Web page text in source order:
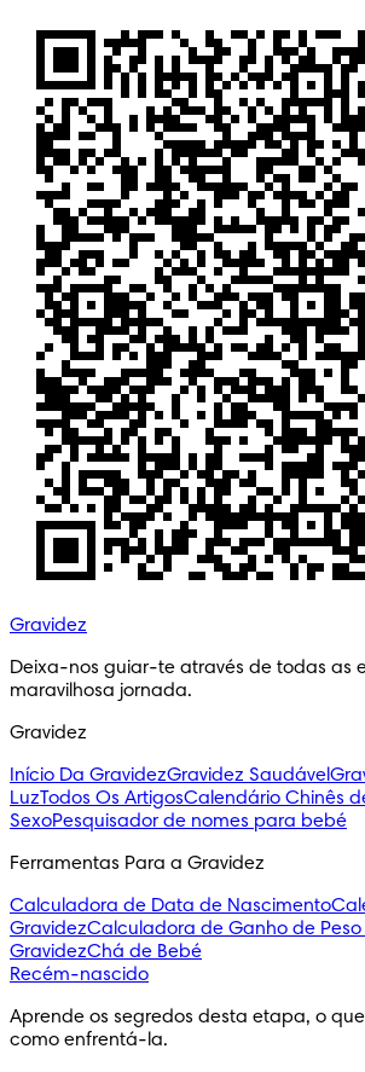
Gravidez
Deixa-nos guiar-te através de todas as
maravilhosa jornada.
Gravidez
Início Da GravidezGravidez Saudável
LuzTodos Os ArtigosCalendário Chinês
SexoPesquisador de nomes para bebé
Ferramentas Para a Gravidez
Calculadora de Data de Nascimento
GravidezCalculadora de Ganho de
GravidezChá de Bebé
Recém-nascido
Aprende os segredos desta etapa, o
como enfrentá-la.